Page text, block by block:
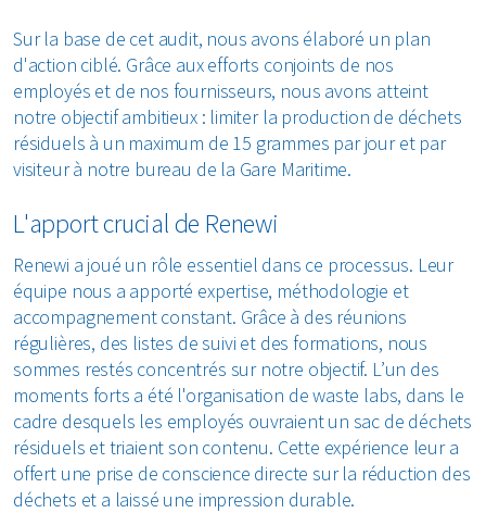
Sur la base de cet audit, nous avons élaboré un plan
d'action ciblé. Grâce aux efforts conjoints de nos
employés et de nos fournisseurs, nous avons atteint
notre objectif ambitieux : limiter la production de déchets
résiduels à un maximum de 15 grammes par jour et par
visiteur à notre bureau de la Gare Maritime.
L'apport crucial de Renewi
Renewi a joué un rôle essentiel dans ce processus. Leur
équipe nous a apporté expertise, méthodologie et
accompagnement constant. Grâce à des réunions
régulières, des listes de suivi et des formations, nous
sommes restés concentrés sur notre objectif. L’un des
moments forts a été l'organisation de waste labs, dans le
cadre desquels les employés ouvraient un sac de déchets
résiduels et triaient son contenu. Cette expérience leur a
offert une prise de conscience directe sur la réduction des
déchets et a laissé une impression durable.